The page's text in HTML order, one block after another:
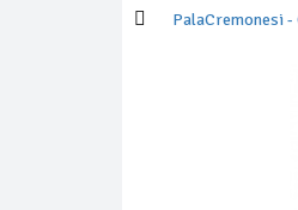
PalaCremonesi -